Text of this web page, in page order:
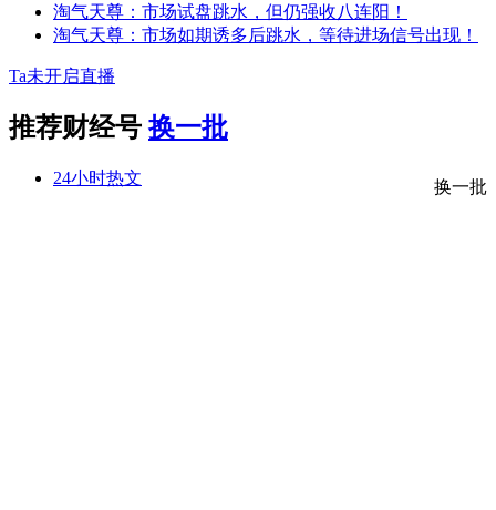
淘气天尊：市场试盘跳水，但仍强收八连阳！
淘气天尊：市场如期诱多后跳水，等待进场信号出现！
Ta未开启直播
推荐财经号 换一批
24小时热文 换一批